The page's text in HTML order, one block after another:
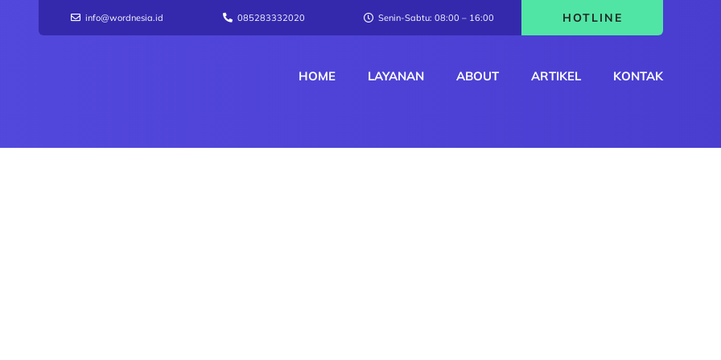
info@wordnesia.id 085283332020 Senin-Sabtu: 08:00 – 16:00 HOTLINE
HOME LAYANAN ABOUT ARTIKEL KONTAK